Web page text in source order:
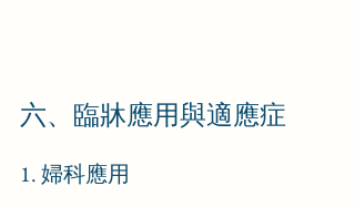
六、臨牀應用與適應症
1. 婦科應用